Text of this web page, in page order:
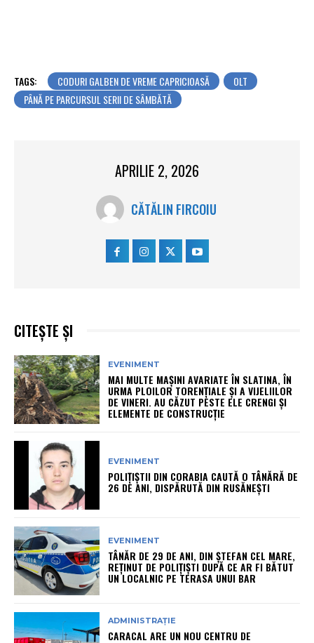
TAGS: CODURI GALBEN DE VREME CAPRICIOASĂ
OLT
PÂNĂ PE PARCURSUL SERII DE SÂMBĂTĂ
APRILIE 2, 2026
CĂTĂLIN FIRCOIU
CITEȘTE ȘI
EVENIMENT
MAI MULTE MAȘINI AVARIATE ÎN SLATINA, ÎN
URMA PLOILOR TORENȚIALE ȘI A VIJELIILOR
DE VINERI. AU CĂZUT PESTE ELE CRENGI ȘI
ELEMENTE DE CONSTRUCȚIE
EVENIMENT
POLIȚIȘTII DIN CORABIA CAUTĂ O TÂNĂRĂ DE
26 DE ANI, DISPĂRUTĂ DIN RUSĂNEȘTI
EVENIMENT
TÂNĂR DE 29 DE ANI, DIN ȘTEFAN CEL MARE,
REȚINUT DE POLIȚIȘTI DUPĂ CE AR FI BĂTUT
UN LOCALNIC PE TERASA UNUI BAR
ADMINISTRAȚIE
CARACAL ARE UN NOU CENTRU DE